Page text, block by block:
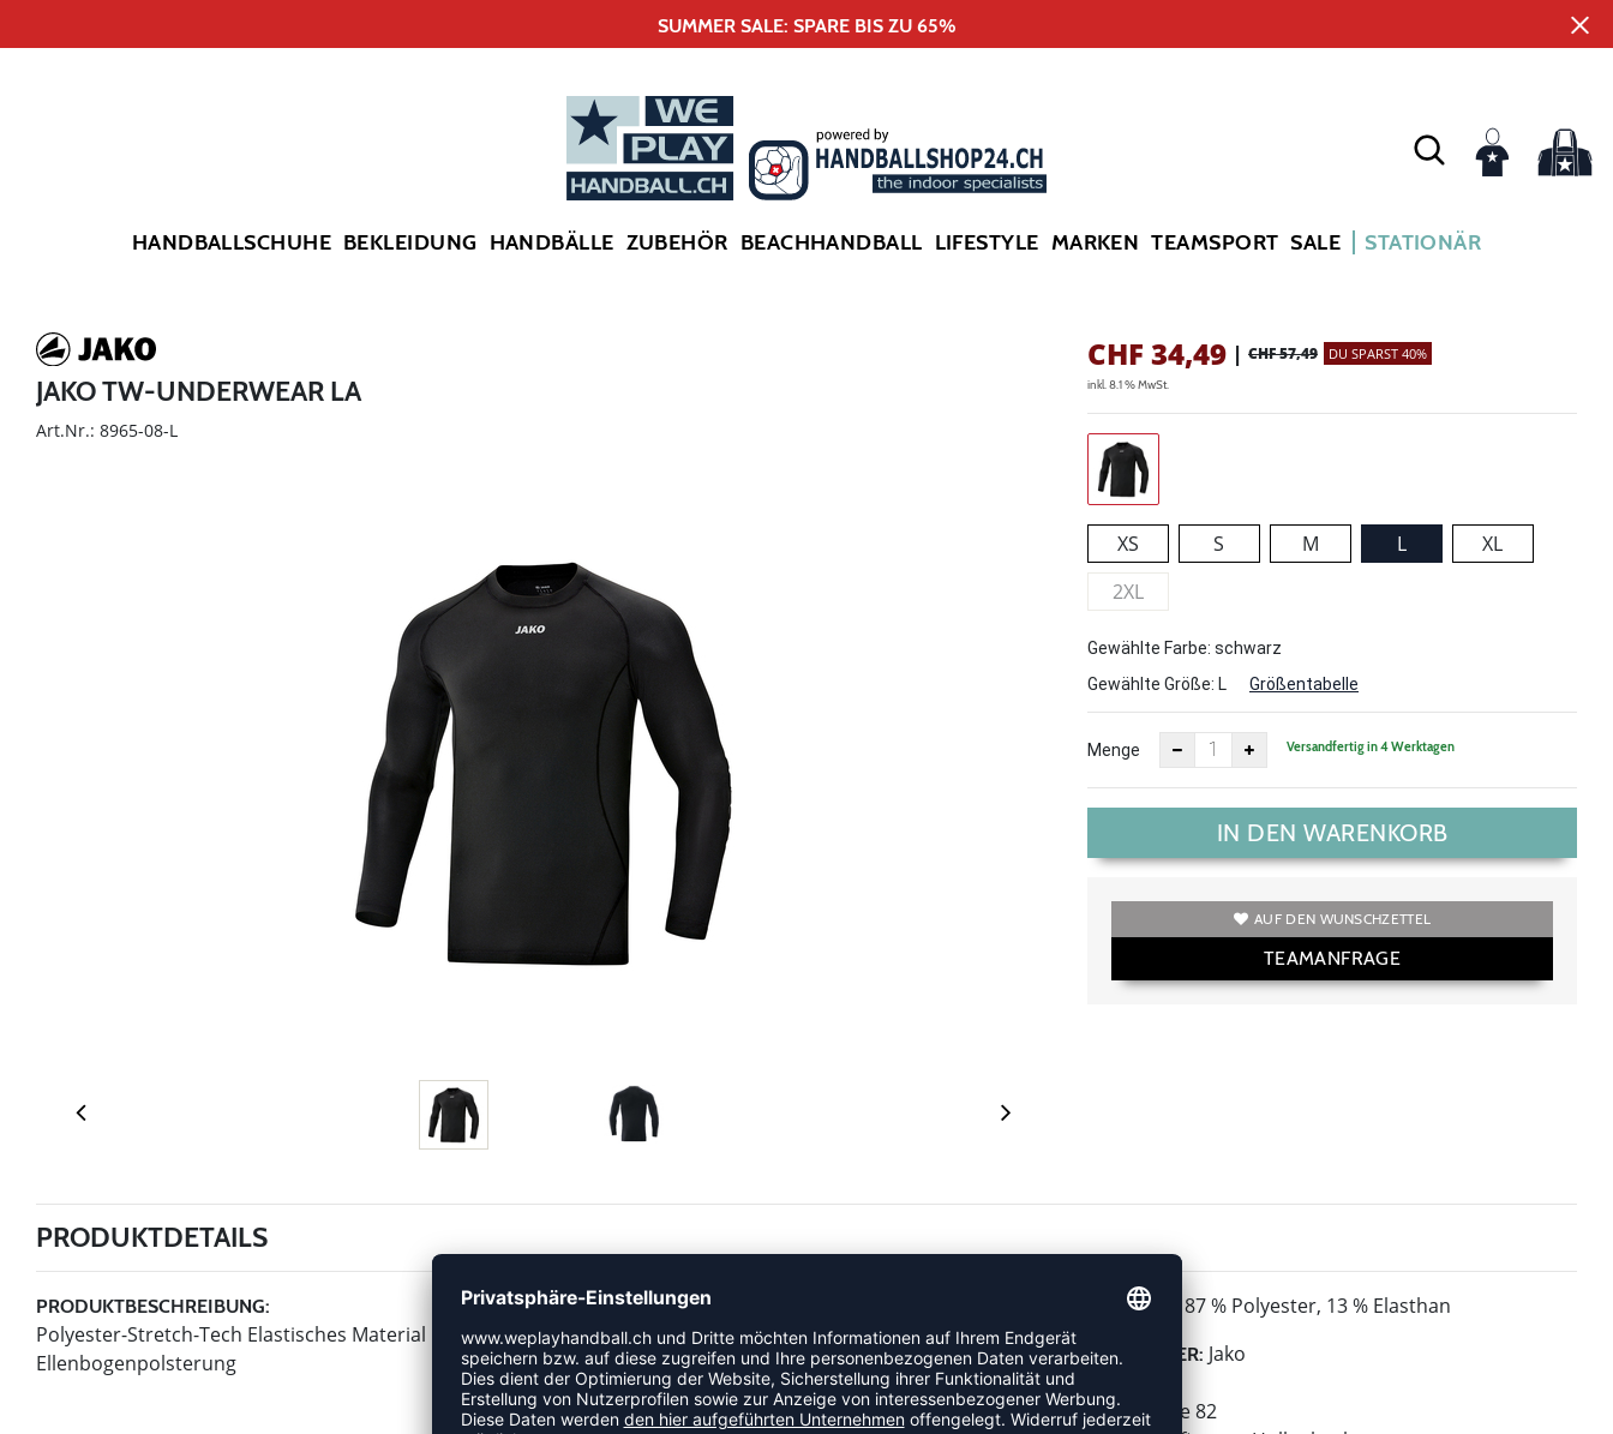
SUMMER SALE: SPARE BIS ZU 65%
HANDBALLSCHUHE BEKLEIDUNG HANDBÄLLE ZUBEHÖR BEACHHANDBALL LIFESTYLE MARKEN TEAMSPORT SALE STATIONÄR
JAKO TW-UNDERWEAR LA
Art.Nr.: 8965-08-L
CHF 34,49 | CHF 57,49 DU SPARST 40%
inkl. 8.1 % MwSt.
XS S M L
XL
2XL
Gewählte Farbe: schwarz
Gewählte Größe: L Größentabelle
Menge Versandfertig in 4 Werktagen
IN DEN WARENKORB
AUF DEN WUNSCHZETTEL
TEAMANFRAGE
PRODUKTDETAILS
PRODUKTBESCHREIBUNG:
Polyester-Stretch-Tech Elastisches Material mit leicht kompressiver Wirkung Bodyfit Flexible
Ellenbogenpolsterung
MATERIAL: 87 % Polyester, 13 % Elasthan
HERSTELLER: Jako
Amtstrasse 82